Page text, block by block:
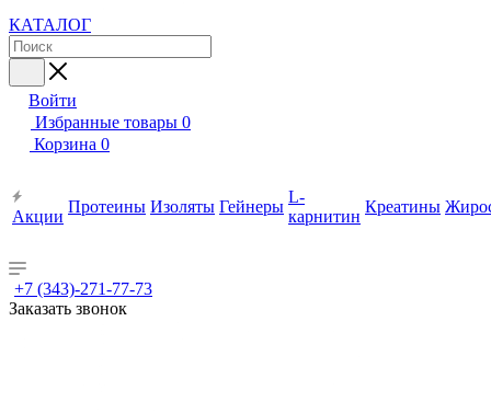
КАТАЛОГ
Войти
Избранные товары 0
Корзина 0
Акции
Протеины Изоляты Гейнеры
L-
карнитин
Креатины
+7 (343)-271-77-73
Заказать звонок